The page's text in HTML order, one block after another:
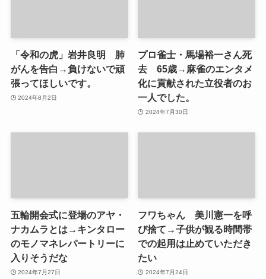
「令和の虎」岩井良明 肺
がんを告白→負けないで頑
張ってほしいです。
2024年8月2日
プロ雀士・馬場裕一さん死
去 65歳→麻雀のエンタメ
化に貢献された立役者のお
一人でした。
2024年7月30日
五輪開会式に登場のアヤ・
ナカムラとは→キンタロー
のモノマネレパートリーに
入りそうだな
2024年7月27日
フワちゃん 美川憲一を呼
び捨て→子供が観る時間帯
での起用は止めていただき
たい
2024年7月24日